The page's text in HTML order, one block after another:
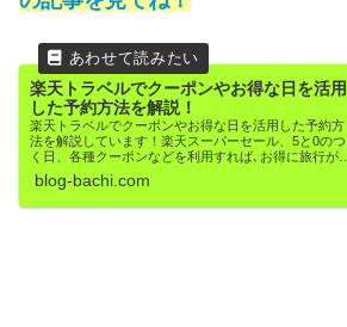
楽天トラベルでクーポンやお得な日を活用
した予約方法を解説！
楽天トラベルでクーポンやお得な日を活用した予約方
法を解説しています！楽天スーパーセール、5と0のつ
く日、各種クーポンなどを利用すれば､お得に旅行がで
きますよ！
blog-bachi.com